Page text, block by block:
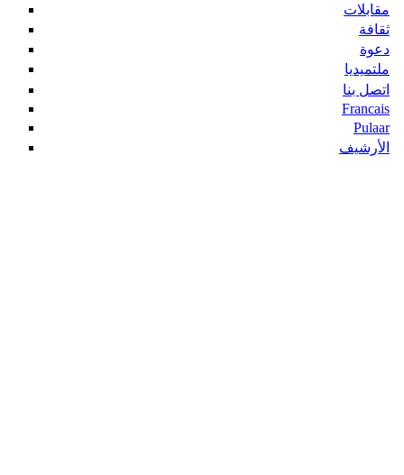
مقابلات
ثقافة
دعوة
ملتميديا
اتصل بنا
Francais
Pulaar
الأرشيف